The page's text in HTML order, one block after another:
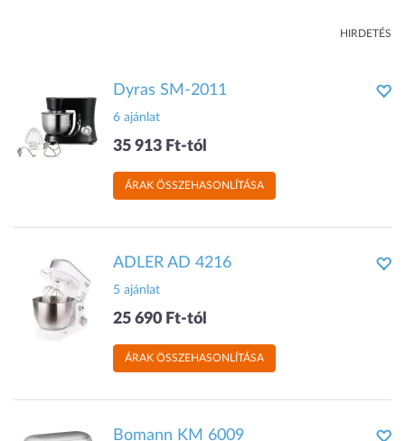
HIRDETÉS
Dyras SM-2011
6 ajánlat
35 913 Ft-tól
ÁRAK ÖSSZEHASONLÍTÁSA
ADLER AD 4216
5 ajánlat
25 690 Ft-tól
ÁRAK ÖSSZEHASONLÍTÁSA
Bomann KM 6009